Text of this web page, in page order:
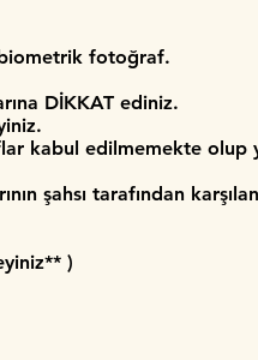
fotoğraf.
DİKKAT ediniz.
kabul edilmemekte olup
şahsı tarafından
)